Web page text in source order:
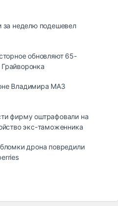
за неделю подешевел
обновляют 65-
Владимира МАЗ
фирму оштрафовали на
экс-таможенника
дрона повредили